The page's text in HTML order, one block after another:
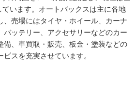
います。オートバックスは主に各地
、売場にはタイヤ・ホイール、カーナ
バッテリー、アクセサリーなどのカー
備、車買取・販売、板金・塗装などの
スを充実させています。